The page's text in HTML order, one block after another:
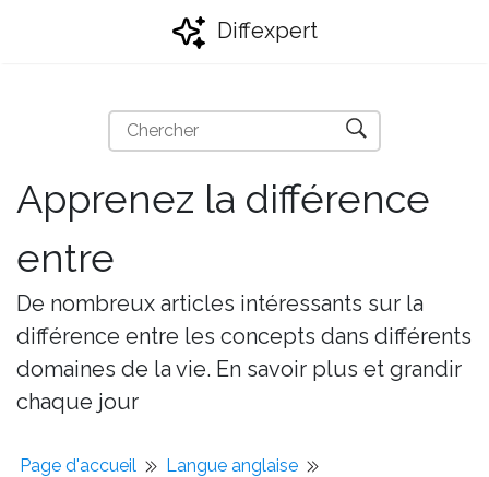
Diffexpert
Apprenez la différence
entre
De nombreux articles intéressants sur la
différence entre les concepts dans différents
domaines de la vie. En savoir plus et grandir
chaque jour
Page d'accueil
Langue anglaise